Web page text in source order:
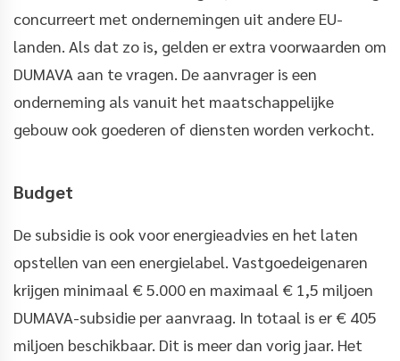
concurreert met ondernemingen uit andere EU-
landen. Als dat zo is, gelden er extra voorwaarden om
DUMAVA aan te vragen. De aanvrager is een
onderneming als vanuit het maatschappelijke
gebouw ook goederen of diensten worden verkocht.
Budget
De subsidie is ook voor energieadvies en het laten
opstellen van een energielabel. Vastgoedeigenaren
krijgen minimaal € 5.000 en maximaal € 1,5 miljoen
DUMAVA-subsidie per aanvraag. In totaal is er € 405
miljoen beschikbaar. Dit is meer dan vorig jaar. Het